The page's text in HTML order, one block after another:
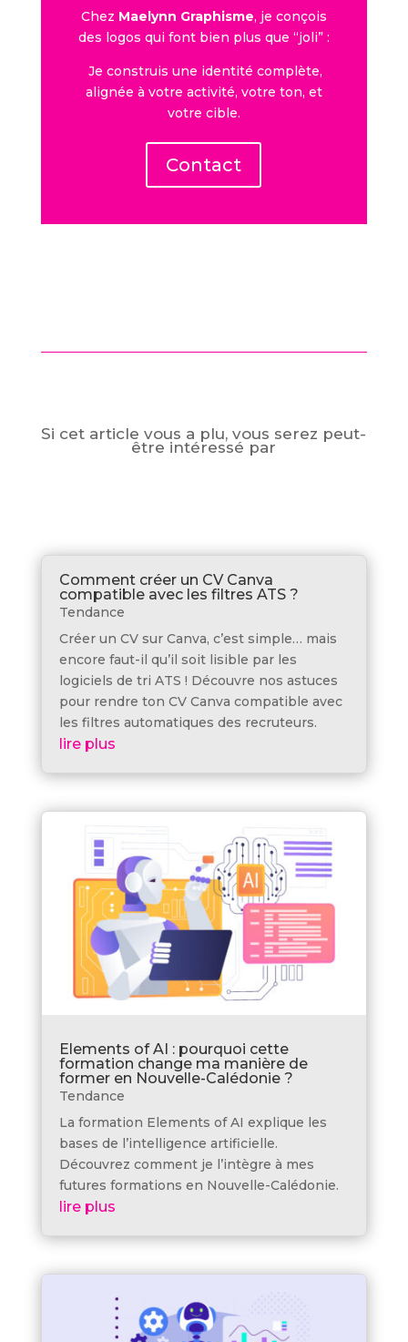
Chez Maelynn Graphisme, je conçois
des logos qui font bien plus que “joli” :
Je construis une identité complète,
alignée à votre activité, votre ton, et
votre cible.
Contact
Si cet article vous a plu, vous serez peut-
être intéressé par
Comment créer un CV Canva
compatible avec les filtres ATS ?
Tendance
Créer un CV sur Canva, c’est simple… mais
encore faut-il qu’il soit lisible par les
logiciels de tri ATS ! Découvre nos astuces
pour rendre ton CV Canva compatible avec
les filtres automatiques des recruteurs.
lire plus
Elements of AI : pourquoi cette
formation change ma manière de
former en Nouvelle-Calédonie ?
Tendance
La formation Elements of AI explique les
bases de l’intelligence artificielle.
Découvrez comment je l’intègre à mes
futures formations en Nouvelle-Calédonie.
lire plus